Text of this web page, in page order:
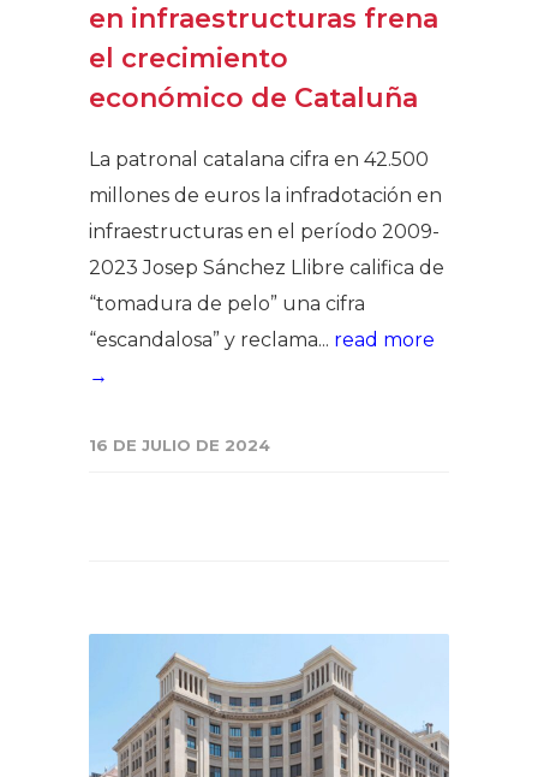
en infraestructuras frena
el crecimiento
económico de Cataluña
La patronal catalana cifra en 42.500
millones de euros la infradotación en
infraestructuras en el período 2009-
2023 Josep Sánchez Llibre califica de
“tomadura de pelo” una cifra
“escandalosa” y reclama... read more
→
16 DE JULIO DE 2024